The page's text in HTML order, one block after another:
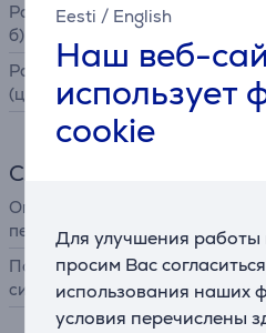
Eesti / English
Наш веб-
использует
cookie
Для улучшения
просим Вас
использования наших
условия перечислены
Разрешение копирования (ч/
б)
Разрешение копирования
(цв.)
Сканер
Оптическое разрешение
печати
Поддерживаемые оп.
системы